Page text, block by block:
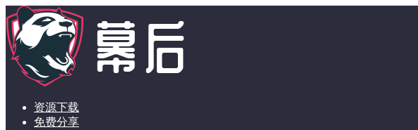
资源下载
免费分享